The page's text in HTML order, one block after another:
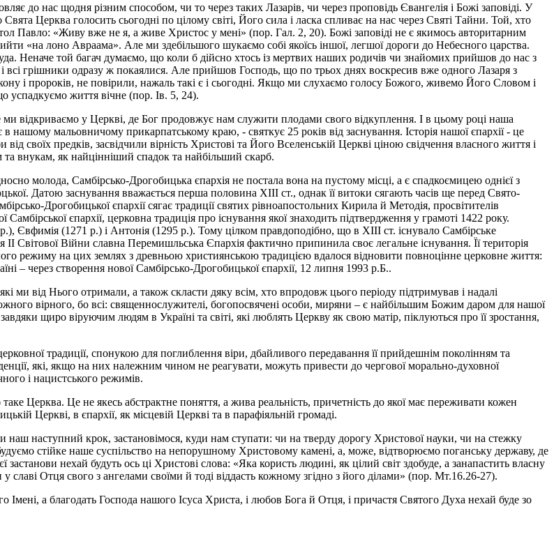
до нас щод­ня різним способом, чи то через таких Лазарів, чи через про­повідь Євангелія і Божі заповіді. У
Церква голосить сьогодні по цілому світі, Його сила і ласка спливає на нас через Святі Тайни. Той, хто
Павло: «Живу вже не я, а живе Христос у мені» (пор. Гал. 2, 20). Божі заповіді не є якимось авторитарним
лоно Авраама». Але ми здебільшого шукаємо собі якоїсь іншої, легшої дороги до Не­бесного царства.
Неначе той багач думаємо, що коли б дійсно хтось із мертвих наших родичів чи знайомих прийшов до нас з
всі грішни­ки одразу ж покаялися. Але прийшов Господь, що по трьох днях воскресив вже одного Лазаря з
і пророків, не повірили, нажаль такі є і сьогодні. Якщо ми слухаємо голосу Божого, живемо Його Словом і
успадкуємо життя вічне (пор. Ів. 5, 24).
відкриваємо у Церкві, де Бог продовжує нам служити плодами свого відкуплення. І в цьому році наша
мальовничому прикарпатському краю, - святкує 25 років від заснування. Історія нашої єпархії - це
своїх предків, засвідчили вірність Христові та Його Вселенській Церкві ціною свідчення власного життя і
внукам, як найцінніший спадок та найбільший скарб.
молода, Самбірсько-Дрогобицька єпархія не постала вона на пустому місці, а є спадкоємицею однієї з
Датою заснування вважається перша половина ХІІІ ст., однак її витоки сягають часів ще перед Свято-
Дрогобицької єпархії сягає традиції святих рівноапостольних Кирила й Методія, просвітителів
єпархії, церковна традиція про існування якої знаходить підтвердження у грамоті 1422 року.
Євфимія (1271 р.) і Антонія (1295 р.). Тому цілком правдоподібно, що в XIII ст. існувало Самбірське
Світової Війни славна Перемишльська Єпархія фактично припинила своє легальне існування. Її територія
режиму на цих землях з древньою християнською традицією вдалося відновити повноцінне церковне життя:
– через створення нової Самбірсько-Дрогобицької єпархії, 12 липня 1993 р.Б..
ми від Нього отримали, а також скласти дяку всім, хто впродовж цього періоду підтримував і надалі
вірного, бо всі: священнослужителі, богопосвячені особи, миряни – є найбільшим Божим даром для нашої
щиро віруючим людям в Україні та світі, які люблять Церкву як свою матір, піклуються про її зростання,
традиції, спонукою для поглиблення віри, дбайливого передавання її прийдешнім поколінням та
які, якщо на них належним чином не реагувати, можуть привести до чергової морально-духовної
і нацистського режимів.
Церква. Це не якесь абстрактне поняття, а жива реальність, причетність до якої має переживати кожен
Церкві, в єпархії, як місцевій Церкві та в парафіяльній громаді.
наступний крок, застановімося, куди нам ступати: чи на тверду дорогу Христової науки, чи на стежку
стійке наше суспільство на непорушному Христовому камені, а, може, відтворюємо поганську державу, де
нехай будуть ось ці Христові слова: «Яка користь людині, як цілий світ здобуде, а занапастить власну
Отця свого з ангелами своїми й тоді віддасть кожному згідно з його ділами» (пор. Мт.16.26-27).
а благодать Господа нашого Ісуса Христа, і любов Бога й Отця, і причастя Святого Духа нехай буде зо